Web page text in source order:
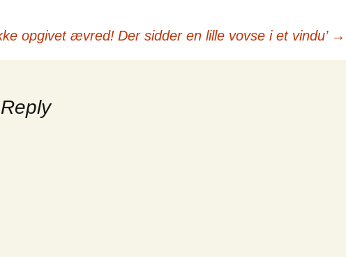
opgivet ævred! Der sidder en lille vovse i et vindu’ →